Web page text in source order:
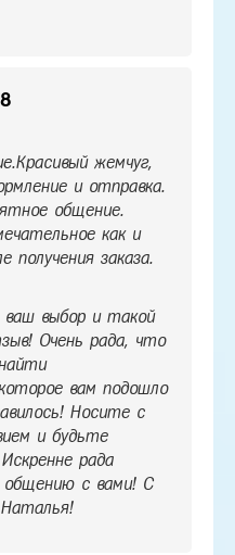
жемчуг,
и отправка.
общение.
как и
получения заказа.
ваш выбор и такой
Очень рада, что
вам подошло
Носите с
и будьте
рада
общению с вами! С